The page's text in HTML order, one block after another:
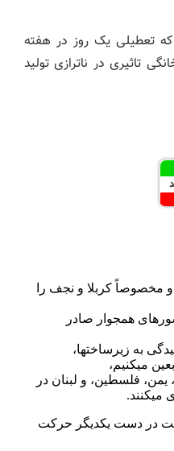
تعطیلی یک روز در هفته
تاثیری در ناترازی تولید